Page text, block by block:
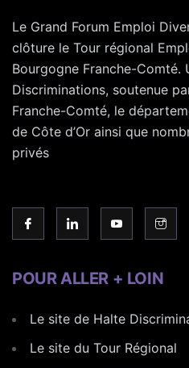
Le Grand Forum Emploi
clôture le Tour régional
Bourgogne Franche-Comté.
Discriminations, soutenue
Franche-Comté, le
de Côte d’Or ainsi que
privés
POUR ALLER + LOIN
Le site de Halte
Le site du Tour Régional